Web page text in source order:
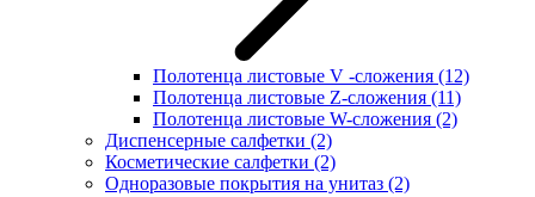
Полотенца листовые V -сложения (12)
Полотенца листовые Z-сложения (11)
Полотенца листовые W-сложения (2)
Диспенсерные салфетки (2)
Косметические салфетки (2)
Одноразовые покрытия на унитаз (2)